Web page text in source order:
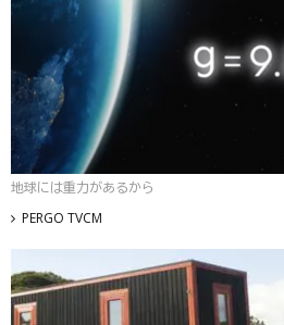
地球には重力があるから
PERGO TVCM